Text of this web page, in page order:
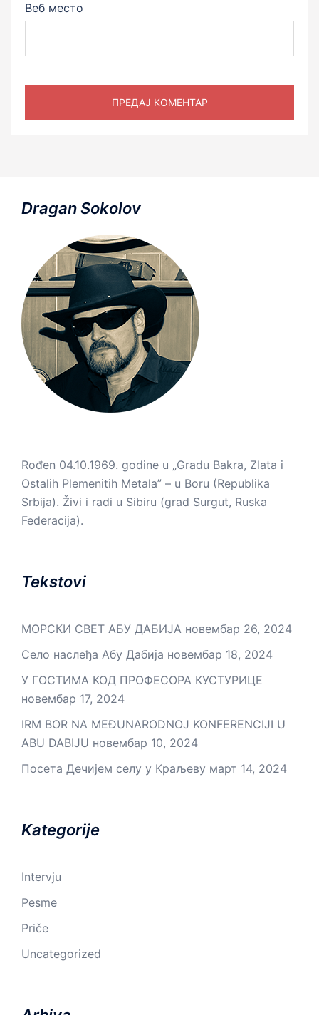
Веб место
Dragan Sokolov
Rođen 04.10.1969. godine u „Gradu Bakra, Zlata i
Ostalih Plemenitih Metala” – u Boru (Republika
Srbija). Živi i radi u Sibiru (grad Surgut, Ruska
Federacija).
Tekstovi
МОРСКИ СВЕТ АБУ ДАБИЈА новембар 26, 2024
Село наслеђа Абу Дабија новембар 18, 2024
У ГОСТИМА КОД ПРОФЕСОРА КУСТУРИЦЕ
новембар 17, 2024
IRM BOR NA MEĐUNARODNOJ KONFERENCIJI U
ABU DABIJU новембар 10, 2024
Посета Дечијем селу у Краљеву март 14, 2024
Kategorije
Intervju
Pesme
Priče
Uncategorized